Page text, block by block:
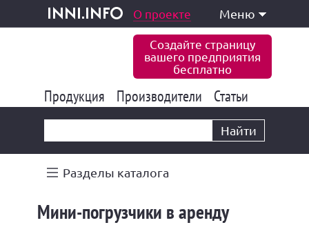
inni.info
и услуги О проекте Меню
Создайте страницу
вашего предприятия
бесплатно
Продукция 177 847
Производители 6 777
Статьи
Найти
Разделы каталога
Мини-погрузчики в аренду